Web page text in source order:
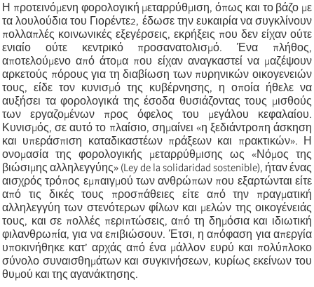
Η προτεινόμενη φορολογική μεταρρύθμιση, όπως και το βάζο με
τα λουλούδια του Γιορέντε2, έδωσε την ευκαιρία να συγκλίνουν
πολλαπλές κοινωνικές εξεγέρσεις, εκρήξεις που δεν είχαν ούτε
ενιαίο ούτε κεντρικό προσανατολισμό. Ένα πλήθος,
αποτελούμενο από άτομα που είχαν αναγκαστεί να μαζέψουν
αρκετούς πόρους για τη διαβίωση των πυρηνικών οικογενειών
τους, είδε τον κυνισμό της κυβέρνησης, η οποία ήθελε να
αυξήσει τα φορολογικά της έσοδα θυσιάζοντας τους μισθούς
των εργαζομένων προς όφελος του μεγάλου κεφαλαίου.
Κυνισμός, σε αυτό το πλαίσιο, σημαίνει «η ξεδιάντροπη άσκηση
και υπεράσπιση καταδικαστέων πράξεων και πρακτικών». Η
ονομασία της φορολογικής μεταρρύθμισης ως «Νόμος της
βιώσιμης αλληλεγγύης» (Ley de la solidaridad sostenible), ήταν ένας
αισχρός τρόπος εμπαιγμού των ανθρώπων που εξαρτώνται είτε
από τις δικές τους προσπάθειες είτε από την πραγματική
αλληλεγγύη των στενότερων φίλων και μελών της οικογένειάς
τους, και σε πολλές περιπτώσεις, από τη δημόσια και ιδιωτική
φιλανθρωπία, για να επιβιώσουν. Έτσι, η απόφαση για απεργία
υποκινήθηκε κατ’ αρχάς από ένα μάλλον ευρύ και πολύπλοκο
σύνολο συναισθημάτων και συγκινήσεων, κυρίως εκείνων του
θυμού και της αγανάκτησης.